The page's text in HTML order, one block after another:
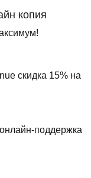
копия
скидка 15% на
поддержка